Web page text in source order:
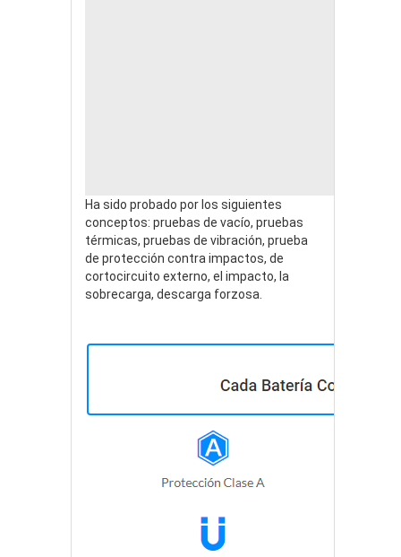
Ha sido probado por los siguientes
conceptos: pruebas de vacío, pruebas
térmicas, pruebas de vibración, prueba
de protección contra impactos, de
cortocircuito externo, el impacto, la
sobrecarga, descarga forzosa.